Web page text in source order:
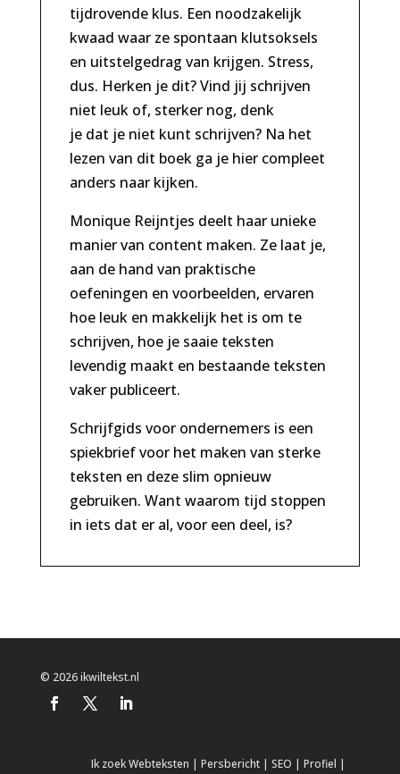
tijdrovende klus. Een noodzakelijk
kwaad waar ze spontaan klutsoksels
en uitstelgedrag van krijgen. Stress,
dus. Herken je dit? Vind jij schrijven
niet leuk of, sterker nog, denk
je dat je niet kunt schrijven? Na het
lezen van dit boek ga je hier compleet
anders naar kijken.
Monique Reijntjes deelt haar unieke
manier van content maken. Ze laat je,
aan de hand van praktische
oefeningen en voorbeelden, ervaren
hoe leuk en makkelijk het is om te
schrijven, hoe je saaie teksten
levendig maakt en bestaande teksten
vaker publiceert.
Schrijfgids voor ondernemers is een
spiekbrief voor het maken van sterke
teksten en deze slim opnieuw
gebruiken. Want waarom tijd stoppen
in iets dat er al, voor een deel, is?
© 2026 ikwiltekst.nl
Ik zoekWebteksten |Persbericht |SEO |Profiel |